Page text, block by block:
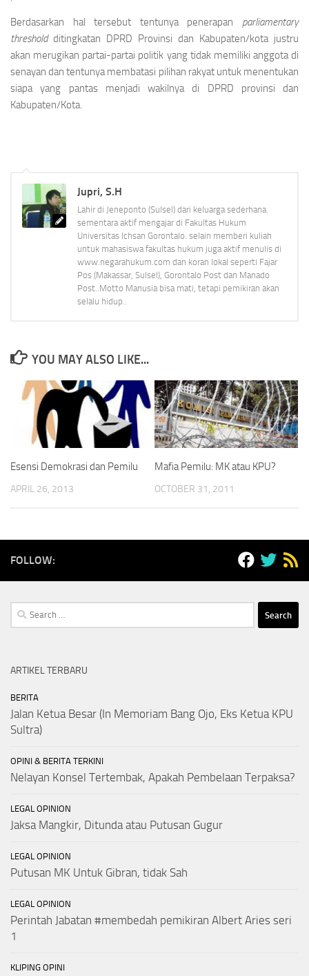
Berdasarkan hal tersebut tentunya penerapan parliamentary
thresholdditingkatan DPRD Provinsi dan Kabupaten/kota justru
akan merugikan partai-partai politik yang tidak memiliki anggota di
senayan dan tentunya membatasi pilihan rakyat untuk menentukan
siapa yang pantas menjadi wakilnya di DPRD provinsi dan
Kabupaten/Kota.
Jupri, S.H
Lahir di Jeneponto (Sulsel) dari keluarga sederhana.
sementara aktif mengajar di Fakultas Hukum
Universitas Ichsan Gorontalo. selain memberi kuliah
untuk mahasiswa fakultas hukum juga aktif menulis di
www.negarahukum.com dan koran lokal seperti Fajar
Pos (Makassar, Sulsel), Gorontalo Post dan Manado
Post..Motto Manusia bisa mati, tetapi pemikiran akan
selalu hidup..
YOU MAY ALSO LIKE...
Esensi Demokrasi dan Pemilu
APRIL 26, 2013
Mafia Pemilu: MK atau KPU?
OCTOBER 31, 2011
FOLLOW:
Search
for:
ARTIKEL TERBARU
BERITA
Jalan Ketua Besar (In Memoriam Bang Ojo, Eks Ketua KPU
Sultra)
OPINI & BERITA TERKINI
Nelayan Konsel Tertembak, Apakah Pembelaan Terpaksa?
LEGAL OPINION
Jaksa Mangkir, Ditunda atau Putusan Gugur
LEGAL OPINION
Putusan MK Untuk Gibran, tidak Sah
LEGAL OPINION
Perintah Jabatan #membedah pemikiran Albert Aries seri
1
KLIPING OPINI